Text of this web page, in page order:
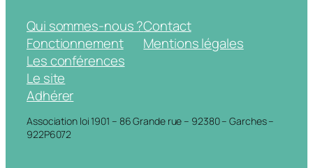
Qui sommes-nous ?
Fonctionnement
Les conférences
Le site
Adhérer
Contact
Mentions légales
Association loi 1901 – 86 Grande rue – 92380 – Garches –
922P6072